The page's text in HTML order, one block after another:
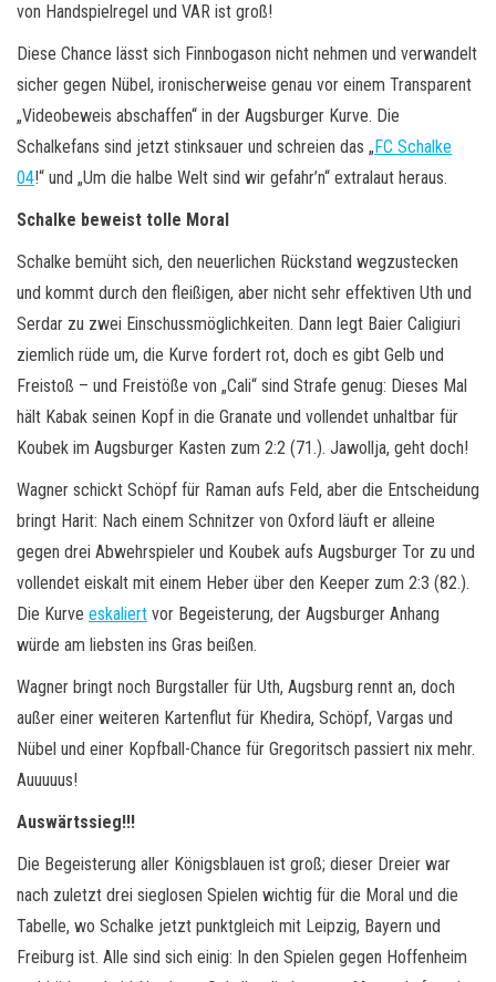
von Handspielregel und VAR ist groß!
Diese Chance lässt sich Finnbogason nicht nehmen und verwandelt
sicher gegen Nübel, ironischerweise genau vor einem Transparent
„Videobeweis abschaffen“ in der Augsburger Kurve. Die
Schalkefans sind jetzt stinksauer und schreien das „FC Schalke
04!“ und „Um die halbe Welt sind wir gefahr’n“ extralaut heraus.
Schalke beweist tolle Moral
Schalke bemüht sich, den neuerlichen Rückstand wegzustecken
und kommt durch den fleißigen, aber nicht sehr effektiven Uth und
Serdar zu zwei Einschussmöglichkeiten. Dann legt Baier Caligiuri
ziemlich rüde um, die Kurve fordert rot, doch es gibt Gelb und
Freistoß – und Freistöße von „Cali“ sind Strafe genug: Dieses Mal
hält Kabak seinen Kopf in die Granate und vollendet unhaltbar für
Koubek im Augsburger Kasten zum 2:2 (71.). Jawollja, geht doch!
Wagner schickt Schöpf für Raman aufs Feld, aber die Entscheidung
bringt Harit: Nach einem Schnitzer von Oxford läuft er alleine
gegen drei Abwehrspieler und Koubek aufs Augsburger Tor zu und
vollendet eiskalt mit einem Heber über den Keeper zum 2:3 (82.).
Die Kurve eskaliert vor Begeisterung, der Augsburger Anhang
würde am liebsten ins Gras beißen.
Wagner bringt noch Burgstaller für Uth, Augsburg rennt an, doch
außer einer weiteren Kartenflut für Khedira, Schöpf, Vargas und
Nübel und einer Kopfball-Chance für Gregoritsch passiert nix mehr.
Auuuuus!
Auswärtssieg!!!
Die Begeisterung aller Königsblauen ist groß; dieser Dreier war
nach zuletzt drei sieglosen Spielen wichtig für die Moral und die
Tabelle, wo Schalke jetzt punktgleich mit Leipzig, Bayern und
Freiburg ist. Alle sind sich einig: In den Spielen gegen Hoffenheim